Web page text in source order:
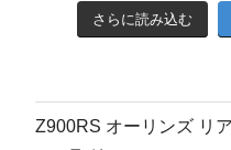
さらに読み込む
Z900RS オーリンズ リ